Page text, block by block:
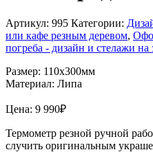
Артикул: 995 Категории:
или кафе резным деревом,
погреба - дизайн и стелажи на
Размер: 110х300мм
Материал: Липа
Цена: 9 990₽
Термометр резной ручной
случить оригинальным